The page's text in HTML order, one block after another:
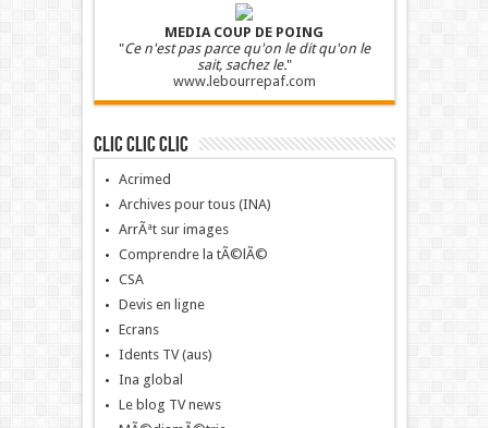
MEDIA COUP DE POING
"Ce n'est pas parce qu'on le dit qu'on le
sait, sachez le."
www.lebourrepaf.com
Clic clic clic
Acrimed
Archives pour tous (INA)
ArrÃªt sur images
Comprendre la tÃ©lÃ©
CSA
Devis en ligne
Ecrans
Idents TV (aus)
Ina global
Le blog TV news